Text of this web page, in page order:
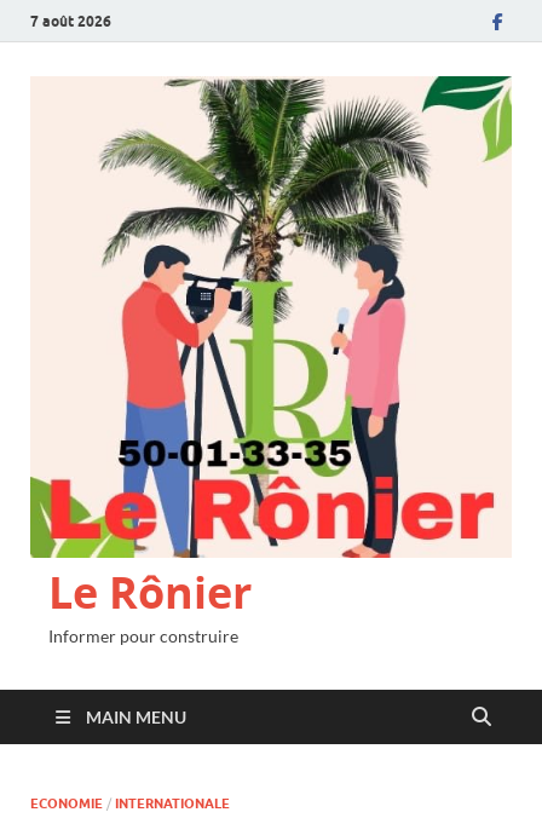
7 août 2026
Le Rônier
Informer pour construire
MAIN MENU
ECONOMIE / INTERNATIONALE